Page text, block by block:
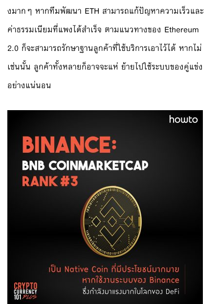
งมากๆ หากทีมพัฒนา ETH สามารถแก้ปัญหาความเร็วและ
ค่าธรรมเนียมที่แพงได้สำเร็จ ตามแนวทางของ Ethereum
2.0 ก็จะสามารถรักษาฐานลูกค้าที่ใช้บริการเอาไว้ได้ หากไม่
เช่นนั้น ลูกค้าทั้งหลายก็อาจจะแห่ ย้ายไปใช้ระบบของคู่แข่ง
อย่างแน่นอน